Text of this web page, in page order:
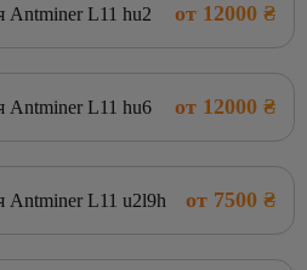
Antminer L11 hu2 от 12000 ₴
Antminer L11 hu6 от 12000 ₴
Antminer L11 u2l9h от 7500 ₴